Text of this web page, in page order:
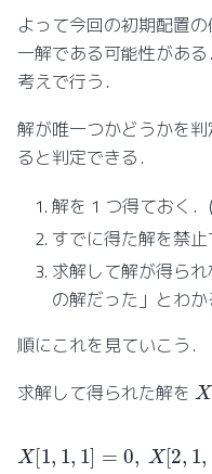
よって今回の初期配置
一解である可能性があ
考えで行う．
解が唯一つかどうかを
ると判定できる．
解を 1 つ得ておく
すでに得た解を禁止
求解して解が得ら
の解だった」とわか
順にこれを見ていこう．
求解して得られた解を X
X[1 1, ]= 0, X[ ,1,1 =